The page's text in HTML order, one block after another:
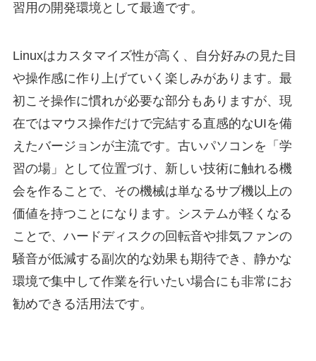
習用の開発環境として最適です。
Linuxはカスタマイズ性が高く、自分好みの見た目
や操作感に作り上げていく楽しみがあります。最
初こそ操作に慣れが必要な部分もありますが、現
在ではマウス操作だけで完結する直感的なUIを備
えたバージョンが主流です。古いパソコンを「学
習の場」として位置づけ、新しい技術に触れる機
会を作ることで、その機械は単なるサブ機以上の
価値を持つことになります。システムが軽くなる
ことで、ハードディスクの回転音や排気ファンの
騒音が低減する副次的な効果も期待でき、静かな
環境で集中して作業を行いたい場合にも非常にお
勧めできる活用法です。